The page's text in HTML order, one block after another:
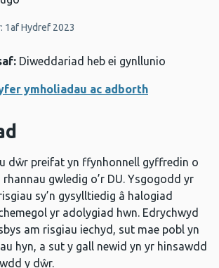
1af Hydref 2023
Diweddariad heb ei gynllunio
ymholiadau ac adborth
dŵr preifat yn ffynhonnell gyffredin o
gwledig o’r DU. Ysgogodd yr
sy’n gysylltiedig â halogiad
yr adolygiad hwn. Edrychwyd
am risgiau iechyd, sut mae pobl yn
hyn, a sut y gall newid yn yr hinsawdd
y dŵr.